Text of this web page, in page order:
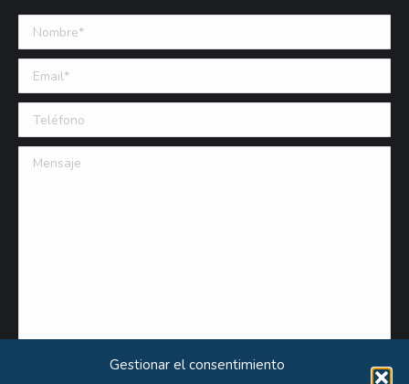
Gestionar el consentimiento
Nombre *
Email (requerido)
Teléfono
Mensaje